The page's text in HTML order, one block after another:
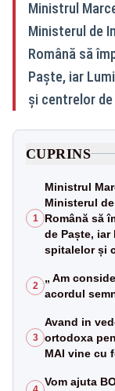
Ministrul
Ministerul de
Română să
Paște, iar
și centrelor
CUPRINS
1
Ministrul
Ministerul
Română să
de Paște,
spitalelor și
2
„ Am
acordul
3
Avand in
ortodoxa
MAI vine cu
Vom ajuta